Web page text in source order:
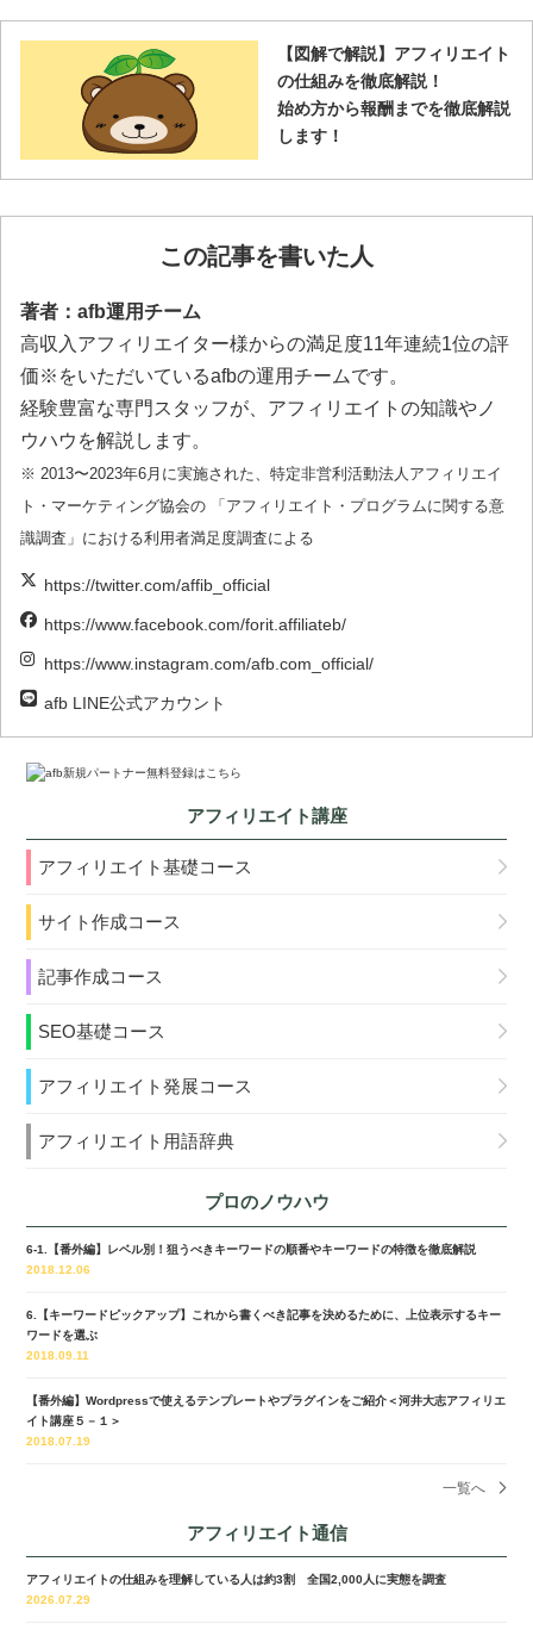
【図解で解説】アフィリエイト
の仕組みを徹底解説！
始め方から報酬までを徹底解説
します！
この記事を書いた人
著者：afb運用チーム
高収入アフィリエイター様からの満足度11年連続1位の評
価※をいただいているafbの運用チームです。
経験豊富な専門スタッフが、アフィリエイトの知識やノ
ウハウを解説します。
※ 2013〜2023年6月に実施された、特定非営利活動法人アフィリエイ
ト・マーケティング協会の 「アフィリエイト・プログラムに関する意
識調査」における利用者満足度調査による
https://twitter.com/affib_official
https://www.facebook.com/forit.affiliateb/
https://www.instagram.com/afb.com_official/
afb LINE公式アカウント
アフィリエイト講座
アフィリエイト基礎コース
サイト作成コース
記事作成コース
SEO基礎コース
アフィリエイト発展コース
アフィリエイト用語辞典
プロのノウハウ
6-1.【番外編】レベル別！狙うべきキーワードの順番やキーワードの特徴を徹底解説
2018.12.06
6.【キーワードピックアップ】これから書くべき記事を決めるために、上位表示するキー
ワードを選ぶ
2018.09.11
【番外編】Wordpressで使えるテンプレートやプラグインをご紹介＜河井大志アフィリエ
イト講座５－１＞
2018.07.19
一覧へ
アフィリエイト通信
アフィリエイトの仕組みを理解している人は約3割 全国2,000人に実態を調査
2026.07.29